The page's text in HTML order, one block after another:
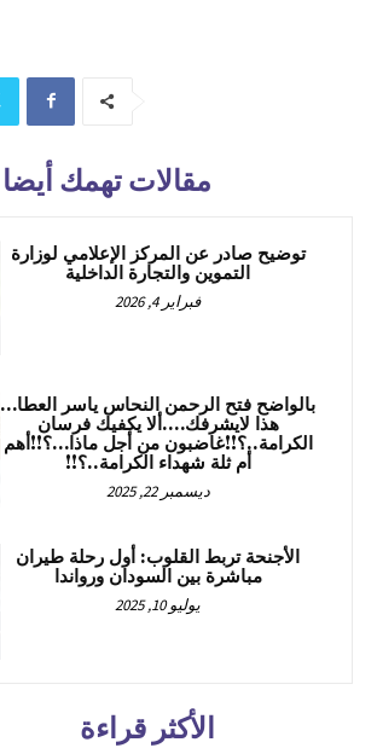
مقالات تهمك أيضا
توضيح صادر عن المركز الإعلامي لوزارة
التموين والتجارة الداخلية
فبراير 4, 2026
بالواضح فتح الرحمن النحاس ياسر العطا…
هذا لايشرفك….ألا يكفيك فرسان
الكرامة..؟!!غاضبون من أجل ماذا…؟!!أهم
أم ثلة شهداء الكرامة..؟!!
ديسمبر 22, 2025
الأجنحة تربط القلوب: أول رحلة طيران
مباشرة بين السودان ورواندا
يوليو 10, 2025
الأكثر قراءة